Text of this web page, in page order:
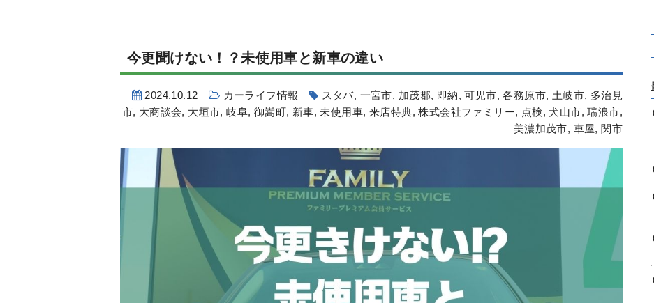
今更聞けない！？未使用車と新車の違い
2024.10.12 カーライフ情報 スタバ, 一宮市, 加茂郡, 即納,可児市,各務原市, 土岐市, 多治見
市, 大商談会, 大垣市,岐阜, 御嵩町, 新車,未使用車, 来店特典,株式会社ファミリー, 点検, 犬山市,瑞浪市,
美濃加茂市, 車屋, 関市